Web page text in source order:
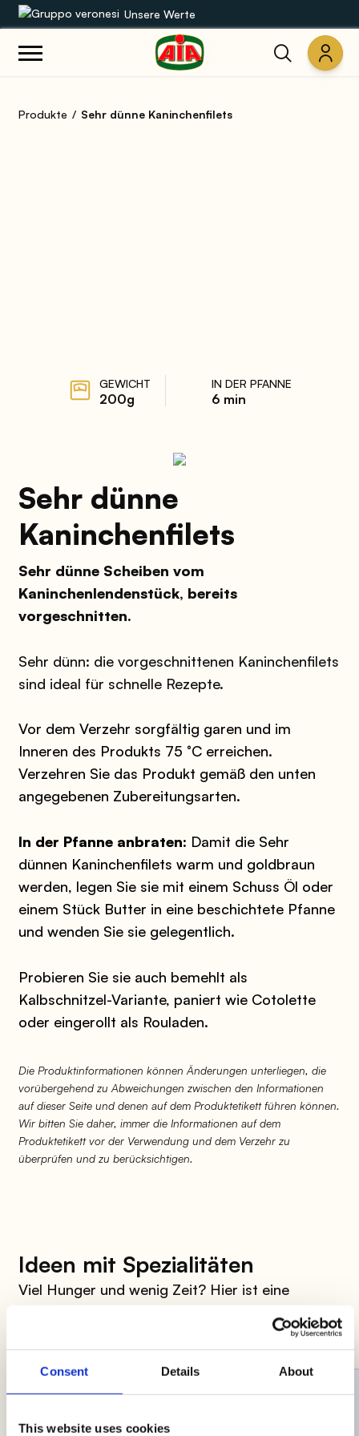
Consent Details About
This website uses cookies
Unsere Werte
Rezepte
Produkte Sehr dünne Kaninchenfilets
GEWICHT
200g
IN DER PFANNE
6 min
Sehr dünne
Kaninchenfilets
Sehr dünne Scheiben vom
Kaninchenlendenstück, bereits
vorgeschnitten.
Sehr dünn: die vorgeschnittenen Kaninchenfilets
sind ideal für schnelle Rezepte.
Vor dem Verzehr sorgfältig garen und im
Inneren des Produkts 75 °C erreichen.
Verzehren Sie das Produkt gemäß den unten
angegebenen Zubereitungsarten.
In der Pfanne anbraten: Damit die Sehr
dünnen Kaninchenfilets warm und goldbraun
werden, legen Sie sie mit einem Schuss Öl oder
einem Stück Butter in eine beschichtete Pfanne
und wenden Sie sie gelegentlich.
Probieren Sie sie auch bemehlt als
Kalbschnitzel-Variante, paniert wie Cotolette
oder eingerollt als Rouladen.
Die Produktinformationen können Änderungen unterliegen, die
vorübergehend zu Abweichungen zwischen den Informationen
auf dieser Seite und denen auf dem Produktetikett führen können.
Wir bitten Sie daher, immer die Informationen auf dem
Produktetikett vor der Verwendung und dem Verzehr zu
überprüfen und zu berücksichtigen.
Ideen mit Spezialitäten
Viel Hunger und wenig Zeit? Hier ist eine